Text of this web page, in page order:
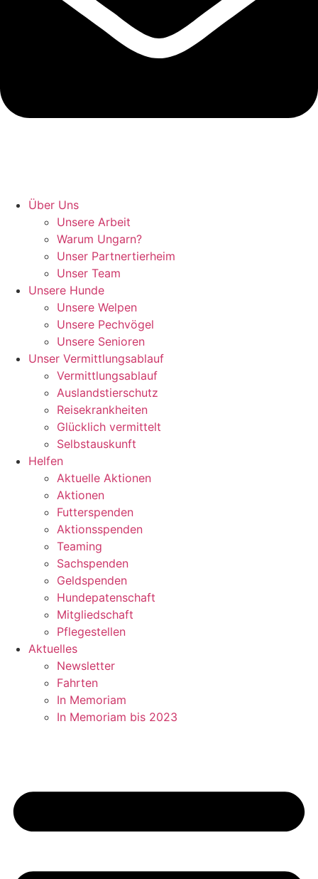
Über Uns
Unsere Arbeit
Warum Ungarn?
Unser Partnertierheim
Unser Team
Unsere Hunde
Unsere Welpen
Unsere Pechvögel
Unsere Senioren
Unser Vermittlungsablauf
Vermittlungsablauf
Auslandstierschutz
Reisekrankheiten
Glücklich vermittelt
Selbstauskunft
Helfen
Aktuelle Aktionen
Aktionen
Futterspenden
Aktionsspenden
Teaming
Sachspenden
Geldspenden
Hundepatenschaft
Mitgliedschaft
Pflegestellen
Aktuelles
Newsletter
Fahrten
In Memoriam
In Memoriam bis 2023